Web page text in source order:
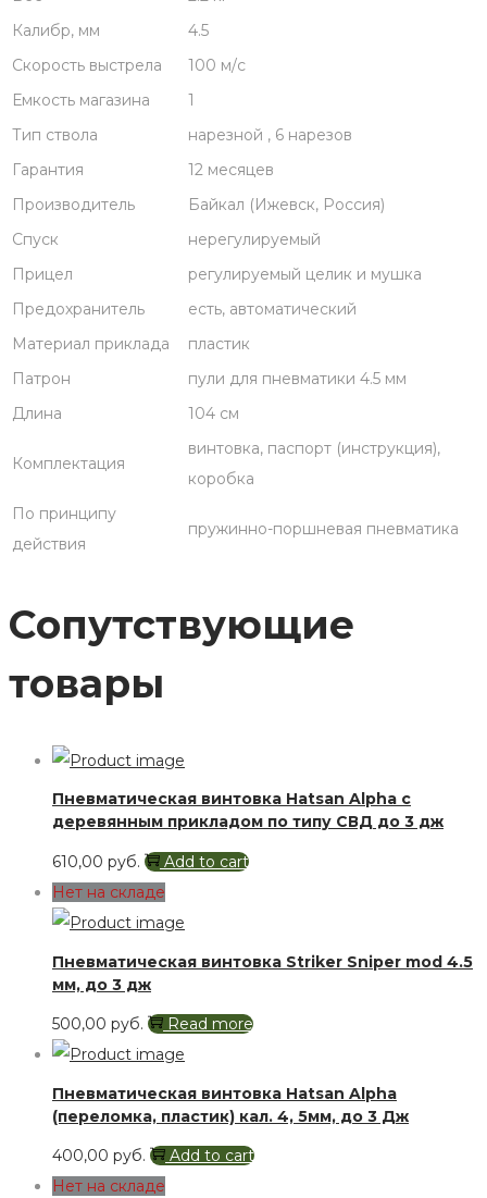
Калибр, мм
4.5
Скорость выстрела
100 м/с
Емкость магазина
1
Тип ствола
нарезной , 6 нарезов
Гарантия
12 месяцев
Производитель
Байкал (Ижевск, Россия)
Спуск
нерегулируемый
Прицел
регулируемый целик и мушка
Предохранитель
есть, автоматический
Материал приклада
пластик
Патрон
пули для пневматики 4.5 мм
Длина
104 см
Комплектация
винтовка, паспорт (инструкция),
коробка
По принципу
действия
пружинно-поршневая пневматика
Сопутствующие
товары
Пневматическая винтовка Hatsan Alpha с
деревянным прикладом по типу СВД до 3 дж
610,00 руб.
Add to cart
Нет на складе
Пневматическая винтовка Striker Sniper mod 4.5
мм, до 3 дж
500,00 руб. Read more
Пневматическая винтовка Hatsan Alpha
(переломка, пластик) кал. 4, 5мм, до 3 Дж
400,00 руб.
Add to cart
Нет на складе